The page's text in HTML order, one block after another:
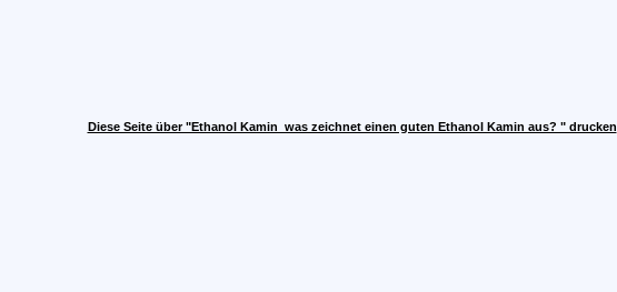
Diese Seite über "Ethanol Kamin  was zeichnet einen guten Ethanol Kamin aus? " drucken